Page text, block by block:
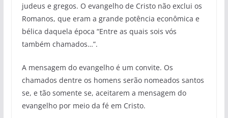
judeus e gregos. O evangelho de Cristo não exclui os
Romanos, que eram a grande potência econômica e
bélica daquela época “Entre as quais sois vós
também chamados…”.
A mensagem do evangelho é um convite. Os
chamados dentre os homens serão nomeados santos
se, e tão somente se, aceitarem a mensagem do
evangelho por meio da fé em Cristo.